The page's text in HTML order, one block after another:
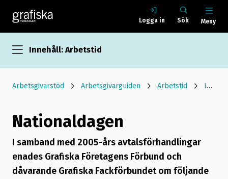
Logga in Sök Meny
Innehåll: Arbetstid
Arbetsgivarstöd Arbetsgivarguiden Arbetstid Infomediaavtalet
Nationaldagen
I samband med 2005-års avtalsförhandlingar
enades Grafiska Företagens Förbund och
dåvarande Grafiska Fackförbundet om följande